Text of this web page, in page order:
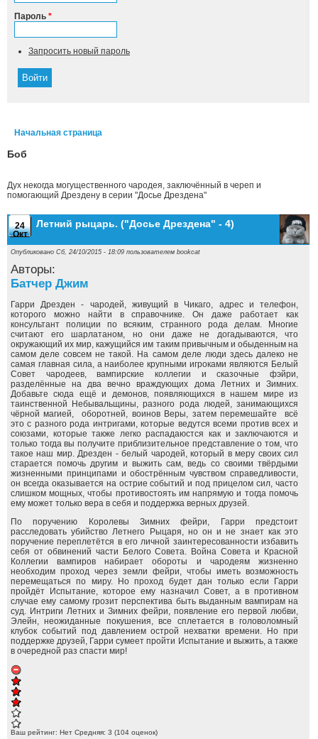
Пароль *
Запросить новый пароль
Начальная страница
Боб
Дух некогда могущественного чародея, заключённый в череп и
помогающий Дрездену в серии "Досье Дрездена"
24
Окт
Летний рыцарь. ("Досье Дрездена" - 4)
Опубликовано Сб, 24/10/2015 - 18:09 пользователем bookcat
Авторы:
Батчер Джим
Гарри Дрезден - чародей, живущий в Чикаго, адрес и телефон,
которого можно найти в справочнике. Он даже работает как
консультант полиции по всяким, странного рода делам. Многие
считают его шарлатаном, но они даже не догадываются, что
окружающий их мир, кажущийся им таким привычным и обыденным на
самом деле совсем не такой. На самом деле люди здесь далеко не
самая главная сила, а наиболее крупными игроками являются Белый
Совет чародеев, вампирские коллегии и сказочные фэйри,
разделённые на два вечно враждующих дома Летних и Зимних.
Добавьте сюда ещё и демонов, появляющихся в нашем мире из
таинственной Небывальщины, разного рода людей, занимающихся
чёрной магией, оборотней, воинов Веры, затем перемешайте всё
это с разного рода интригами, которые ведутся всеми против всех и
союзами, которые также легко распадаюстся как и заключаются и
только тогда вы получите приблизительное представление о том, что
такое наш мир. Дрезден - белый чародей, который в меру своих сил
старается помочь другим и выжить сам, ведь со своими твёрдыми
жизненными принципами и обострённым чувством справедливости,
он всегда оказывается на острие событий и под прицелом сил, часто
слишком мощных, чтобы противостоять им напрямую и тогда помочь
ему может только вера в себя и поддержка верных друзей.
По поручению Королевы Зимних фейри, Гарри предстоит
расследовать убийство Летнего Рыцаря, но он и не знает как это
поручение переплетётся в его личной заинтересованности избавить
себя от обвинений части Белого Совета. Война Совета и Красной
Коллегии вампиров набирает обороты и чародеям жизненно
необходим проход через земли фейри, чтобы иметь возможность
перемещаться по миру. Но проход будет дан только если Гарри
пройдёт Испытание, которое ему назначил Совет, а в противном
случае ему самому грозит перспектива быть выданным вампирам на
суд. Интриги Летних и Зимних фейри, появление его первой любви,
Элейн, неожиданные покушения, все сплетается в головоломный
клубок событий под давлением острой нехватки времени. Но при
поддержке друзей, Гарри сумеет пройти Испытание и выжить, а также
в очередной раз спасти мир!
Ваш рейтинг: Нет Средняя: 3 (104 оценок)